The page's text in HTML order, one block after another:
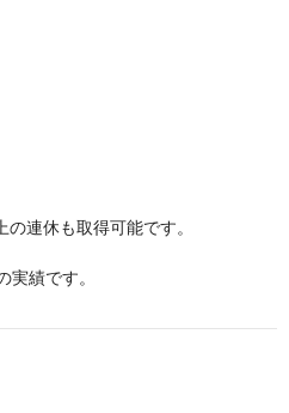
連休も取得可能です。
績です。